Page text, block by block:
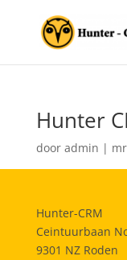
Hunter
door admin |
Hunter-CRM
Ceintuurbaan
9301 NZ Roden